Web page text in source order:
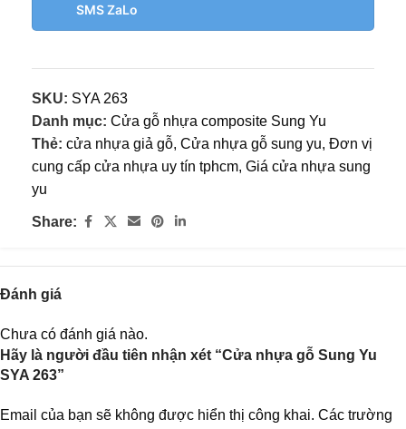
SMS ZaLo
SKU: SYA 263
Danh mục: Cửa gỗ nhựa composite Sung Yu
Thẻ: cửa nhựa giả gỗ, Cửa nhựa gỗ sung yu, Đơn vị
cung cấp cửa nhựa uy tín tphcm, Giá cửa nhựa sung
yu
Share:
Đánh giá
Chưa có đánh giá nào.
Hãy là người đầu tiên nhận xét “Cửa nhựa gỗ Sung Yu
SYA 263”
Email của bạn sẽ không được hiển thị công khai. Các trường